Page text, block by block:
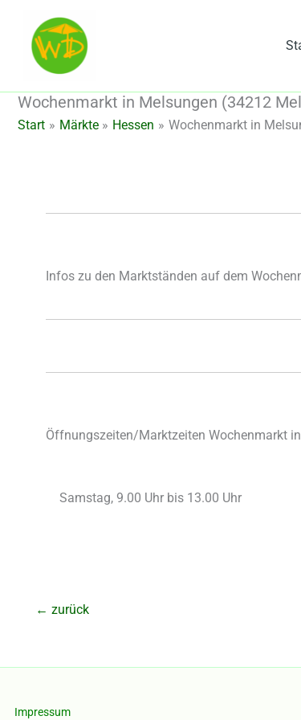
springen
Wochenmarkt in Melsungen (34212
Start Märkte Hessen Wochenmarkt in
Infos zu den Marktständen auf dem
Öffnungszeiten/Marktzeiten Wochenmarkt
Samstag, 9.00 Uhr bis 13.00 Uhr
← zurück
Impressum